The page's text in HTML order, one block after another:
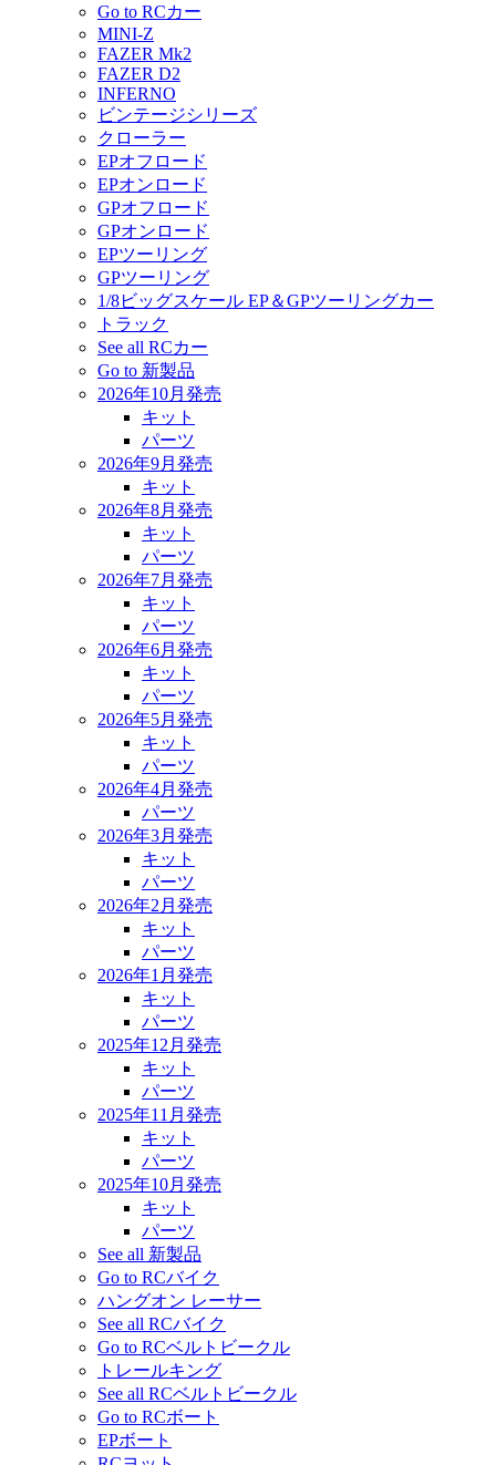
Go to RCカー
MINI-Z
FAZER Mk2
FAZER D2
INFERNO
ビンテージシリーズ
クローラー
EPオフロード
EPオンロード
GPオフロード
GPオンロード
EPツーリング
GPツーリング
1/8ビッグスケール EP＆GPツーリングカー
トラック
See all RCカー
Go to 新製品
2026年10月発売
キット
パーツ
2026年9月発売
キット
2026年8月発売
キット
パーツ
2026年7月発売
キット
パーツ
2026年6月発売
キット
パーツ
2026年5月発売
キット
パーツ
2026年4月発売
パーツ
2026年3月発売
キット
パーツ
2026年2月発売
キット
パーツ
2026年1月発売
キット
パーツ
2025年12月発売
キット
パーツ
2025年11月発売
キット
パーツ
2025年10月発売
キット
パーツ
See all 新製品
Go to RCバイク
ハングオン レーサー
See all RCバイク
Go to RCベルトビークル
トレールキング
See all RCベルトビークル
Go to RCボート
EPボート